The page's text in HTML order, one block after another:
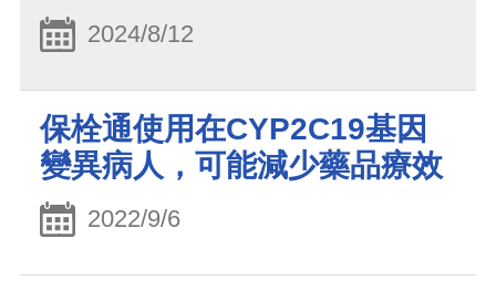
2024/8/12
保栓通使用在CYP2C19基因
變異病人，可能減少藥品療效
2022/9/6